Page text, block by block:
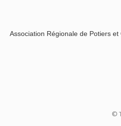
Association Régionale de Potiers
©